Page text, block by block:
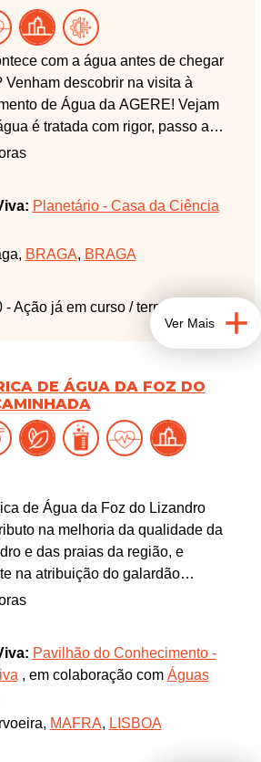
com a água antes de chegar
Venham descobrir na visita à
de Água da AGERE! Vejam
é tratada com rigor, passo a
segurança e qualidade no
educativa e surpreendente,
por trás de algo tão essencial
o caminho da água até aos
Planetário - Casa da Ciência
BRAGA, BRAGA
- Ação já em curso / terminada
Ver Mais
DE ÁGUA DA FOZ DO
de Água da Foz do Lizandro
na melhoria da qualidade da
e das praias da região, e
na atribuição do galardão
da Foz do Lizandro? Esta
de águas residuais (ETAR)
de Mafra e é um excelente
circular: a água depois de
e valorizada para fins diversos,
ao rio, e as lamas, após
para valorização
Pavilhão do Conhecimento -
, em colaboração com Águas
MAFRA, LISBOA